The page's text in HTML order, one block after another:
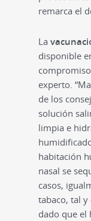
remarca el
La
disponible
experto.
de los
solución
limpia e
habitación
nasal se
casos,
tabaco, tal
dado que el